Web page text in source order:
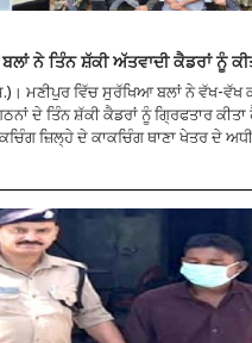
ਨੇ ਤਿੰਨ ਸ਼ੱਕੀ ਅੱਤਵਾਦੀ ਕੈਡਰਾਂ ਨੂੰ
ਮਣੀਪੁਰ ਵਿੱਚ ਸੁਰੱਖਿਆ ਬਲਾਂ ਨੇ ਵੱਖ-ਵੱਖ
ਦੇ ਤਿੰਨ ਸ਼ੱਕੀ ਕੈਡਰਾਂ ਨੂੰ ਗ੍ਰਿਫਤਾਰ
ਜ਼ਿਲ੍ਹੇ ਦੇ ਕਾਕਚਿੰਗ ਥਾਣਾ ਖੇਤਰ ਦੇ